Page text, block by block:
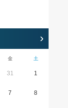
›
金 土
31 1
7 8